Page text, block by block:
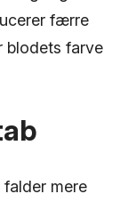
færre
blodets farve
mere